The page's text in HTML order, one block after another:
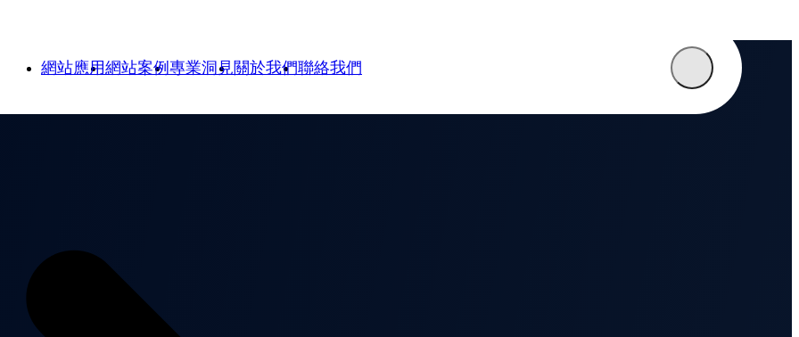
網站應用網站案例 專業洞見關於我們聯絡我們